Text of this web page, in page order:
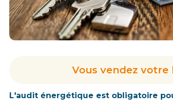
Vous vendez votre
L'audit énergétique est obligatoire